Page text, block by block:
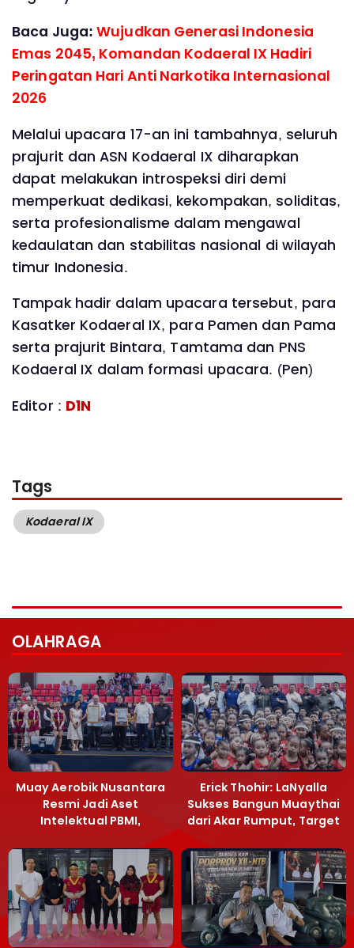
Baca Juga:Wujudkan Generasi Indonesia
Emas 2045, Komandan Kodaeral IX Hadiri
Peringatan Hari Anti Narkotika Internasional
2026
Melalui upacara 17-an ini tambahnya, seluruh
prajurit dan ASN Kodaeral IX diharapkan
dapat melakukan introspeksi diri demi
memperkuat dedikasi, kekompakan, soliditas,
serta profesionalisme dalam mengawal
kedaulatan dan stabilitas nasional di wilayah
timur Indonesia.
Tampak hadir dalam upacara tersebut, para
Kasatker Kodaeral IX, para Pamen dan Pama
serta prajurit Bintara, Tamtama dan PNS
Kodaeral IX dalam formasi upacara. (Pen)
Editor : D1N
Tags
Kodaeral IX
OLAHRAGA
Muay Aerobik Nusantara
Resmi Jadi Aset
Intelektual PBMI,
Terobosan Bangun
Grassroots
Erick Thohir: LaNyalla
Sukses Bangun Muaythai
dari Akar Rumput, Target